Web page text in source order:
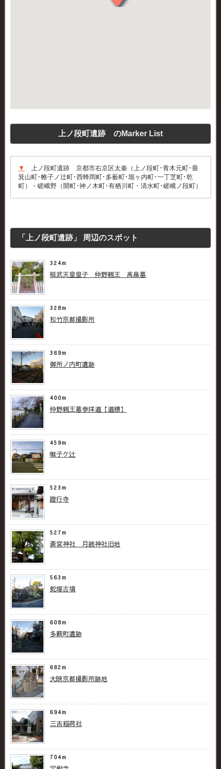
上ノ段町遺跡 のMarker List
▼
上ノ段町遺跡 京都市右京区太秦（上ノ段町･青木元町･垂
箕山町･帷子ノ辻町･西蜂岡町･多薮町･堀ヶ内町･一丁芝町･乾
町）・嵯峨野（開町･神ノ木町･有栖川町・清水町･嵯峨ノ段町）
「上ノ段町遺跡」 周辺のスポット
324m
桓武天皇皇子 仲野親王 高畠墓
328m
松竹京都撮影所
369m
御所ノ内町遺跡
400m
仲野親王墓参拝道【道標】
459m
帷子ケ辻
523m
證行寺
527m
斎宮神社 月読神社旧地
563m
蛇塚古墳
608m
多薮町遺跡
682m
大映京都撮影所跡地
694m
三吉稲荷社
704m